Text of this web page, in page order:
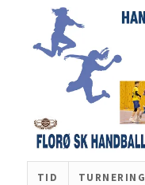
TID TURNERING